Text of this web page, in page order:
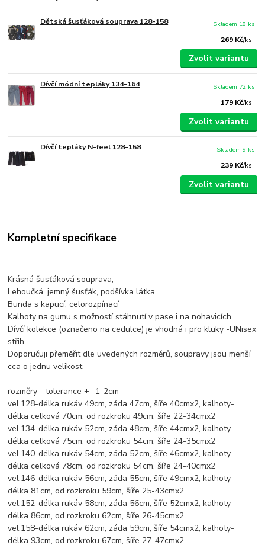
Dětská šusťáková souprava 128-158
269 Kč/ks
Skladem 18 ks
Zvolit variantu
Dívčí módní tepláky 134-164
179 Kč/ks
Skladem 72 ks
Zvolit variantu
Dívčí tepláky N-feel 128-158
239 Kč/ks
Skladem 9 ks
Zvolit variantu
Kompletní specifikace
Krásná šusťáková souprava,
Lehoučká, jemný šusťák, podšívka látka.
Bunda s kapucí, celorozpínací
Kalhoty na gumu s možností stáhnutí v pase i na nohavicích.
Dívčí kolekce (označeno na cedulce) je vhodná i pro kluky -UNisex
střih
Doporučuji přeměřit dle uvedených rozměrů, soupravy jsou menší
cca o jednu velikost
rozměry - tolerance +- 1-2cm
vel.128-délka rukáv 49cm, záda 47cm, šíře 40cmx2, kalhoty-
délka celková 70cm, od rozkroku 49cm, šíře 22-34cmx2
vel.134-délka rukáv 52cm, záda 48cm, šíře 44cmx2, kalhoty-
délka celková 75cm, od rozkroku 54cm, šíře 24-35cmx2
vel.140-délka rukáv 54cm, záda 52cm, šíře 46cmx2, kalhoty-
délka celková 78cm, od rozkroku 54cm, šíře 24-40cmx2
vel.146-délka rukáv 56cm, záda 55cm, šíře 49cmx2, kalhoty-
délka 81cm, od rozkroku 59cm, šíře 25-43cmx2
vel.152-délka rukáv 58cm, záda 56cm, šíře 52cmx2, kalhoty-
délka 86cm, od rozkroku 62cm, šíře 26-45cmx2
vel.158-délka rukáv 62cm, záda 59cm, šíře 54cmx2, kalhoty-
délka 93cm, od rozkroku 67cm, šíře 27-47cmx2